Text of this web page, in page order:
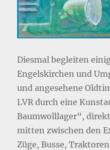
Diesmal begleiten
Engelskirchen und
und angesehene
LVR durch eine
Baumwolllager“,
mitten zwischen den
Züge, Busse,